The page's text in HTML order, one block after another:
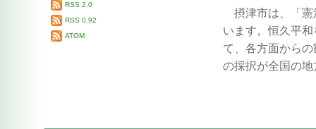
摂津市は、「憲
います。恒久平和
て、 各方面から
の採択が全国の
RSS 2.0
RSS 0.92
ATOM